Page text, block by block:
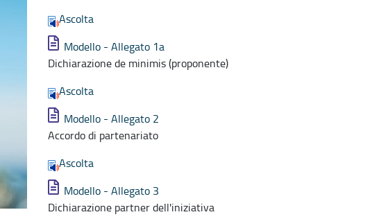
Ascolta
Modello - Allegato 1a
Dichiarazione de minimis (proponente)
Ascolta
Modello - Allegato 2
Accordo di partenariato
Ascolta
Modello - Allegato 3
Dichiarazione partner dell'iniziativa